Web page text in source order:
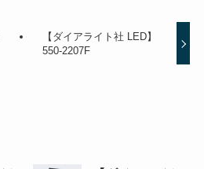
【ダイアライト社 LED】
550-2207F